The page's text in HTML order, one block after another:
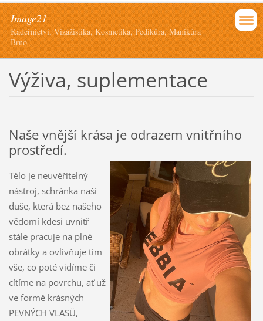
Image21
Kadeřnictví, Vizážistika, Kosmetika, Pedikůra, Manikúra
Brno
Výživa, suplementace
Naše vnější krása je odrazem vnitřního
prostředí.
Tělo je neuvěřitelný
nástroj, schránka naší
duše, která bez našeho
vědomí kdesi uvnitř
stále pracuje na plné
obrátky a ovlivňuje tím
vše, co poté vidíme či
cítíme na povrchu, ať už
ve formě krásných
PEVNÝCH VLASŮ,